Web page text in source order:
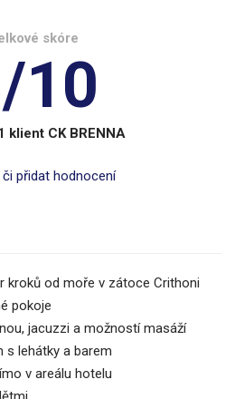
skóre
10
klient CK BRENNA
přidat hodnocení
kroků od moře v zátoce Crithoni
pokoje
jacuzzi a možností masáží
s lehátky a barem
v areálu hotelu